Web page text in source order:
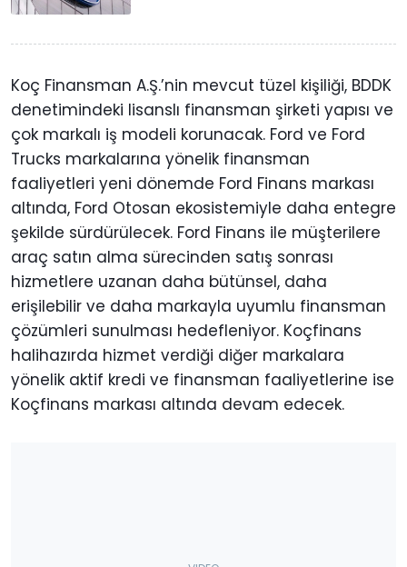
Koç Finansman A.Ş.’nin mevcut tüzel kişiliği, BDDK
denetimindeki lisanslı finansman şirketi yapısı ve
çok markalı iş modeli korunacak. Ford ve Ford
Trucks markalarına yönelik finansman
faaliyetleri yeni dönemde Ford Finans markası
altında, Ford Otosan ekosistemiyle daha entegre
şekilde sürdürülecek. Ford Finans ile müşterilere
araç satın alma sürecinden satış sonrası
hizmetlere uzanan daha bütünsel, daha
erişilebilir ve daha markayla uyumlu finansman
çözümleri sunulması hedefleniyor. Koçfinans
halihazırda hizmet verdiği diğer markalara
yönelik aktif kredi ve finansman faaliyetlerine ise
Koçfinans markası altında devam edecek.